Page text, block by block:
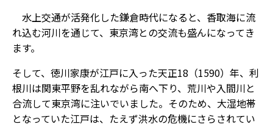
水上交通が活発化した鎌倉時代になると、香取海に流
れ込む河川を通じて、東京湾との交流も盛んになってき
ます。
そして、徳川家康が江戸に入った天正18（1590）年、利
根川は関東平野を乱れながら南へ下り、荒川や入間川と
合流して東京湾に注いでいました。そのため、大湿地帯
となっていた江戸は、たえず洪水の危機にさらされてい